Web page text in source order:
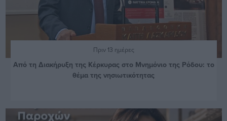
Πριν 13 ημέρες
Από τη Διακήρυξη της Κέρκυρας στο Μνημόνιο της Ρόδου: το
θέμα της νησιωτικότητας